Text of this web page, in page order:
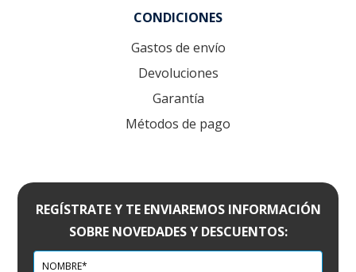
CONDICIONES
Gastos de envío
Devoluciones
Garantía
Métodos de pago
REGÍSTRATE Y TE ENVIAREMOS INFORMACIÓN
SOBRE NOVEDADES Y DESCUENTOS: